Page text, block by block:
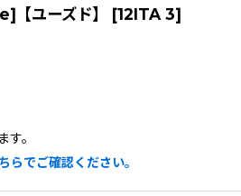
ユーズド】
[12ITA 3]
。
らでご確認ください。